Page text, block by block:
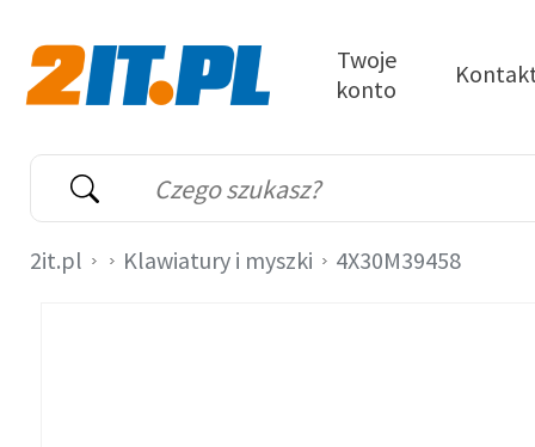
Wyszukiwarka
Słowo kluczowe
Twoje
konto
2it.pl Klawiatury i myszki 4X30M39458